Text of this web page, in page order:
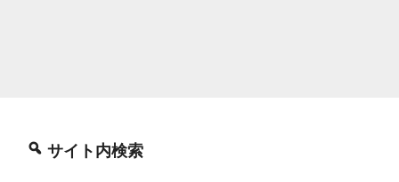
サイト内検索